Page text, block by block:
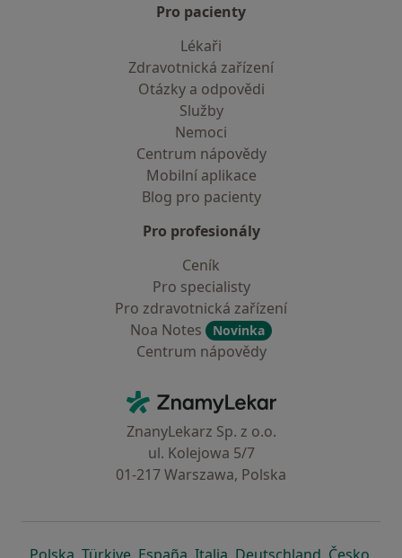
Pro pacienty
Lékaři
Zdravotnická zařízení
Otázky a odpovědi
Služby
Nemoci
Centrum nápovědy
Mobilní aplikace
Blog pro pacienty
Pro profesionály
Ceník
Pro specialisty
Pro zdravotnická zařízení
Noa Notes
Novinka
Centrum nápovědy
ZnamyLekar - Hlavní stránka
ZnanyLekarz Sp. z o.o.
ul. Kolejowa 5/7
01-217 Warszawa, Polska
se otevře v nové záložce
se otevře v nové záložce
se otevře v nové záložce
se otevře v nové záložce
se otevře v
se